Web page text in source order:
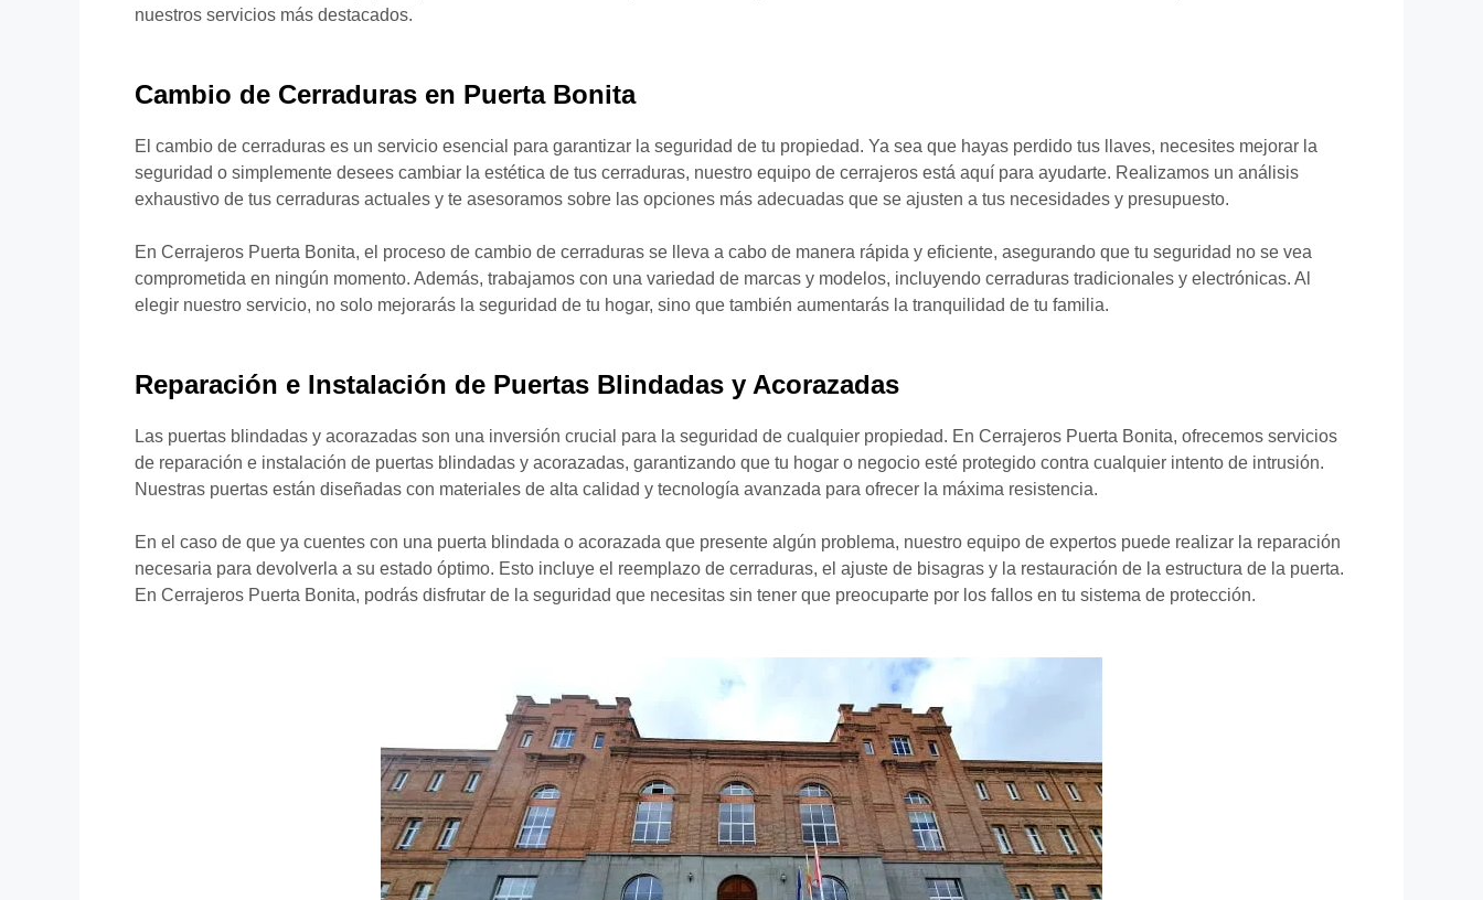
nuestros servicios más destacados.
Cambio de Cerraduras en Puerta Bonita
El cambio de cerraduras es un servicio esencial para garantizar la seguridad de tu propiedad. Ya sea que hayas perdido tus llaves, necesites mejorar la
seguridad o simplemente desees cambiar la estética de tus cerraduras, nuestro equipo de cerrajeros está aquí para ayudarte. Realizamos un análisis
exhaustivo de tus cerraduras actuales y te asesoramos sobre las opciones más adecuadas que se ajusten a tus necesidades y presupuesto.
En Cerrajeros Puerta Bonita, el proceso de cambio de cerraduras se lleva a cabo de manera rápida y eficiente, asegurando que tu seguridad no se vea
comprometida en ningún momento. Además, trabajamos con una variedad de marcas y modelos, incluyendo cerraduras tradicionales y electrónicas. Al
elegir nuestro servicio, no solo mejorarás la seguridad de tu hogar, sino que también aumentarás la tranquilidad de tu familia.
Reparación e Instalación de Puertas Blindadas y Acorazadas
Las puertas blindadas y acorazadas son una inversión crucial para la seguridad de cualquier propiedad. En Cerrajeros Puerta Bonita, ofrecemos servicios
de reparación e instalación de puertas blindadas y acorazadas, garantizando que tu hogar o negocio esté protegido contra cualquier intento de intrusión.
Nuestras puertas están diseñadas con materiales de alta calidad y tecnología avanzada para ofrecer la máxima resistencia.
En el caso de que ya cuentes con una puerta blindada o acorazada que presente algún problema, nuestro equipo de expertos puede realizar la reparación
necesaria para devolverla a su estado óptimo. Esto incluye el reemplazo de cerraduras, el ajuste de bisagras y la restauración de la estructura de la puerta.
En Cerrajeros Puerta Bonita, podrás disfrutar de la seguridad que necesitas sin tener que preocuparte por los fallos en tu sistema de protección.